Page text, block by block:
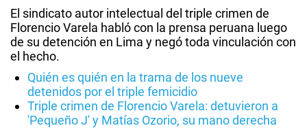
El sindicato autor intelectual del triple crimen de
Florencio Varela habló con la prensa peruana luego
de su detención en Lima y negó toda vinculación con
el hecho.
Quién es quién en la trama de los nueve
detenidos por el triple femicidio
Triple crimen de Florencio Varela: detuvieron a
'Pequeño J' y Matías Ozorio, su mano derecha